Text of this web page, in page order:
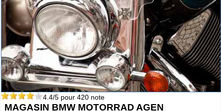
4.4/5 pour 420 note
MAGASIN BMW MOTORRAD AGEN